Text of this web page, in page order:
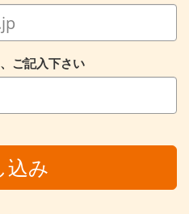
ご記入下さい
込み